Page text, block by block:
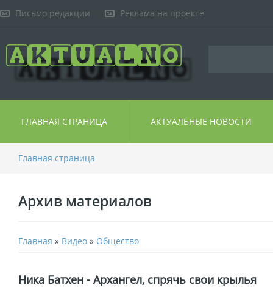
Письмо редакции Реклама на проекте
ГЛАВНАЯ СТРАНИЦА АКТУАЛЬНЫЕ НОВОСТИ
Главная страница
Архив материалов
Главная » Видео » Общество
Ника Батхен - Архангел, спрячь свои крылья